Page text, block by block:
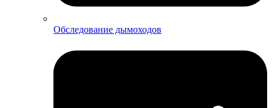
Обследование дымоходов